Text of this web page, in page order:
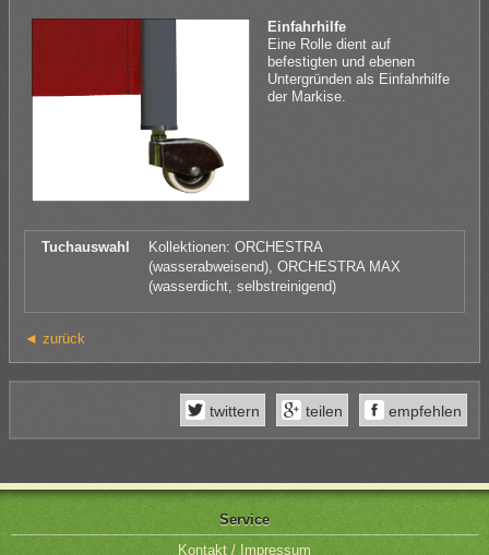
Einfahrhilfe
Eine Rolle dient auf
befestigten und ebenen
Untergründen als Einfahrhilfe
der Markise.
Tuchauswahl
Kollektionen: ORCHESTRA
(wasserabweisend), ORCHESTRA MAX
(wasserdicht, selbstreinigend)
◄ zurück
empfehlen
teilen
twittern
Service
Kontakt / Impressum